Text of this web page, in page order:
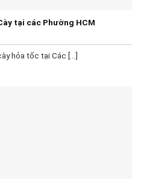
tại các Phường HCM
hỏa tốc tại Các [...]